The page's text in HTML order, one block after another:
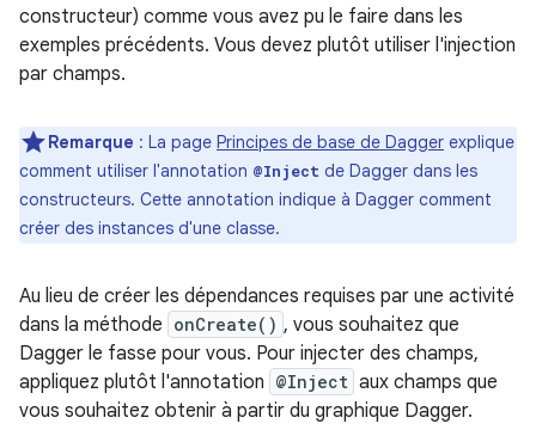
constructeur) comme vous avez pu le faire dans les
exemples précédents. Vous devez plutôt utiliser l'injection
par champs.
Remarque : La page Principes de base de Dagger explique
comment utiliser l'annotation @Inject de Dagger dans les
constructeurs. Cette annotation indique à Dagger comment
créer des instances d'une classe.
Au lieu de créer les dépendances requises par une activité
dans la méthode onCreate() , vous souhaitez que
Dagger le fasse pour vous. Pour injecter des champs,
appliquez plutôt l'annotation @Inject aux champs que
vous souhaitez obtenir à partir du graphique Dagger.